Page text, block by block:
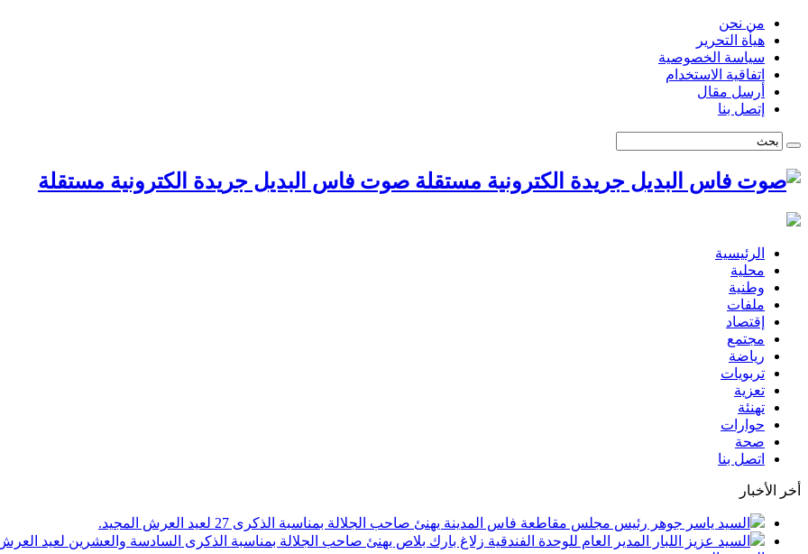
من نحن
هيأة التحرير
سياسة الخصوصية
اتفاقية الاستخدام
أرسل مقال
إتصل بنا
صوت فاس البديل جريدة الكترونية مستقلة
الرئيسية
محلية
وطنية
ملفات
إقتصاد
مجتمع
رياضة
تربويات
تعزية
تهنئة
حوارات
صحة
اتصل بنا
أخر الأخبار
السيد ياسر جوهر رئيس مجلس مقاطعة فاس المدينة يهنئ صاحب الجلالة بمناسبة الذكرى 27 لعيد العرش المجيد.
السيد عزيز اللبار المدير العام للوحدة الفندقية زلاغ بارك بلاص يهنئ صاحب الجلالة بمناسبة الذكرى السادسة والعشرين لعيد